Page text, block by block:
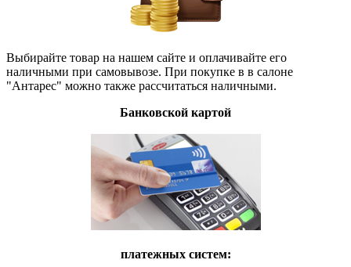
Выбирайте товар на нашем сайте и оплачивайте его
наличными при самовывозе. При покупке в в салоне
"Антарес" можно также рассчитаться наличными.
Банковской картой
платежных систем: